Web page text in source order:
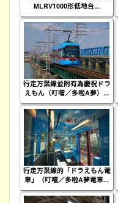
MLRV1000形低地台...
行走万葉線並附有為慶祝ドラ
えもん（叮噹／多啦A夢）...
行走万葉線的「ドラえもん電
車」（叮噹／多啦A夢電車...